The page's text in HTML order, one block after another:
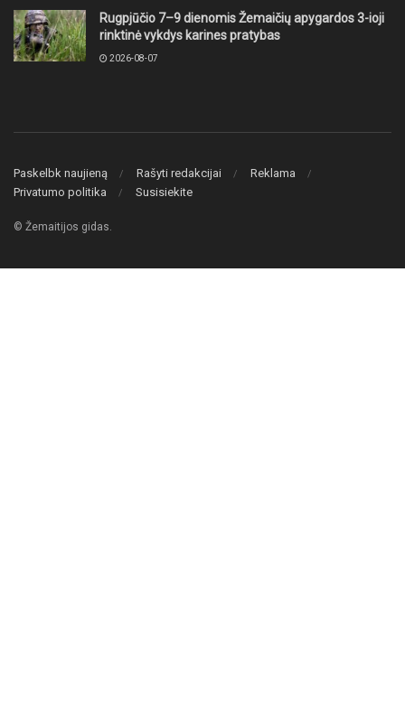
Rugpjūčio 7–9 dienomis Žemaičių apygardos 3-ioji
rinktinė vykdys karines pratybas
2026-08-07
Paskelbk naujieną Rašyti redakcijai
Reklama
Privatumo politika
Susisiekite
© Žemaitijos gidas.